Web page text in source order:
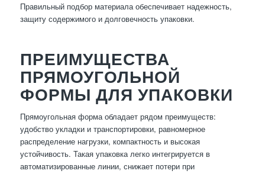
Правильный подбор материала обеспечивает надежность,
защиту содержимого и долговечность упаковки.
ПРЕИМУЩЕСТВА
ПРЯМОУГОЛЬНОЙ
ФОРМЫ ДЛЯ УПАКОВКИ
Прямоугольная форма обладает рядом преимуществ:
удобство укладки и транспортировки, равномерное
распределение нагрузки, компактность и высокая
устойчивость. Такая упаковка легко интегрируется в
автоматизированные линии, снижает потери при